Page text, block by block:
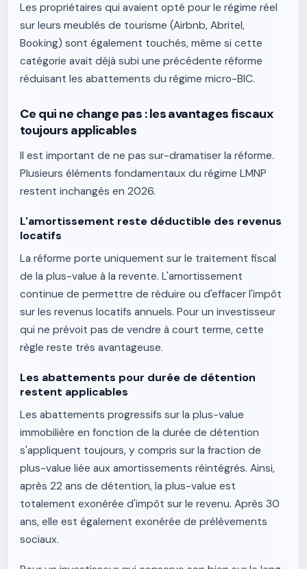
Les propriétaires qui avaient opté pour le régime réel
sur leurs meublés de tourisme (Airbnb, Abritel,
Booking) sont également touchés, même si cette
catégorie avait déjà subi une précédente réforme
réduisant les abattements du régime micro-BIC.
Ce qui ne change pas : les avantages fiscaux
toujours applicables
Il est important de ne pas sur-dramatiser la réforme.
Plusieurs éléments fondamentaux du régime LMNP
restent inchangés en 2026.
L'amortissement reste déductible des revenus
locatifs
La réforme porte uniquement sur le traitement fiscal
de la plus-value à la revente. L'amortissement
continue de permettre de réduire ou d'effacer l'impôt
sur les revenus locatifs annuels. Pour un investisseur
qui ne prévoit pas de vendre à court terme, cette
règle reste très avantageuse.
Les abattements pour durée de détention
restent applicables
Les abattements progressifs sur la plus-value
immobilière en fonction de la durée de détention
s'appliquent toujours, y compris sur la fraction de
plus-value liée aux amortissements réintégrés. Ainsi,
après 22 ans de détention, la plus-value est
totalement exonérée d'impôt sur le revenu. Après 30
ans, elle est également exonérée de prélèvements
sociaux.